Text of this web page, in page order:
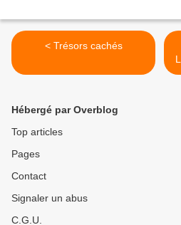
< Trésors cachés
Hébergé par Overblog
Top articles
Pages
Contact
Signaler un abus
C.G.U.